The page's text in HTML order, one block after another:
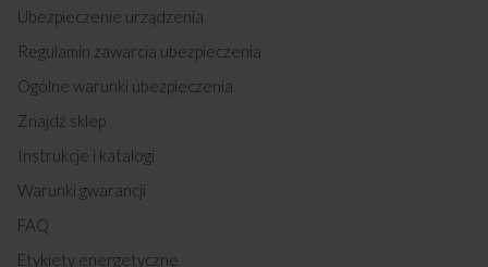
Ubezpieczenie urządzenia
Regulamin zawarcia ubezpieczenia
Ogólne warunki ubezpieczenia
Znajdź sklep
Instrukcje i katalogi
Warunki gwarancji
FAQ
Etykiety energetyczne